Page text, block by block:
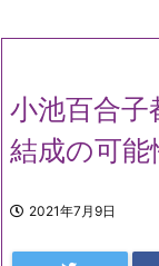
小池百合子
結成の可
2021年7月9日